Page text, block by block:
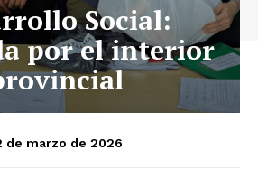
Social:
por el interior
de marzo de 2026